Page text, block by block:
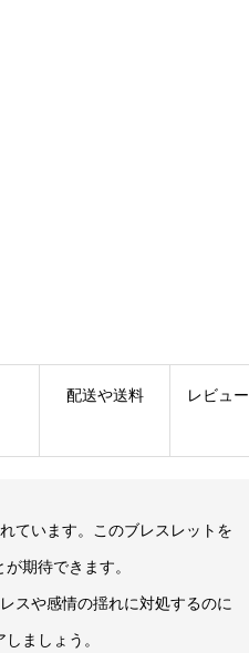
配送や送料 レビュー
ています。このブレスレットを
期待できます。
スや感情の揺れに対処するのに
ましょう。